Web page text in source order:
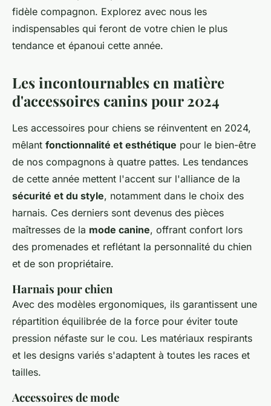
fidèle compagnon. Explorez avec nous les
indispensables qui feront de votre chien le plus
tendance et épanoui cette année.
Les incontournables en matière
d'accessoires canins pour 2024
Les accessoires pour chiens se réinventent en 2024,
mêlant fonctionnalité et esthétique pour le bien-être
de nos compagnons à quatre pattes. Les tendances
de cette année mettent l'accent sur l'alliance de la
sécurité et du style, notamment dans le choix des
harnais. Ces derniers sont devenus des pièces
maîtresses de la mode canine, offrant confort lors
des promenades et reflétant la personnalité du chien
et de son propriétaire.
Harnais pour chien
Avec des modèles ergonomiques, ils garantissent une
répartition équilibrée de la force pour éviter toute
pression néfaste sur le cou. Les matériaux respirants
et les designs variés s'adaptent à toutes les races et
tailles.
Accessoires de mode